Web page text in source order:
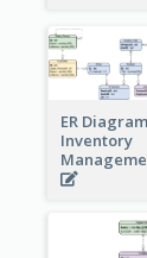
ER
Inventory